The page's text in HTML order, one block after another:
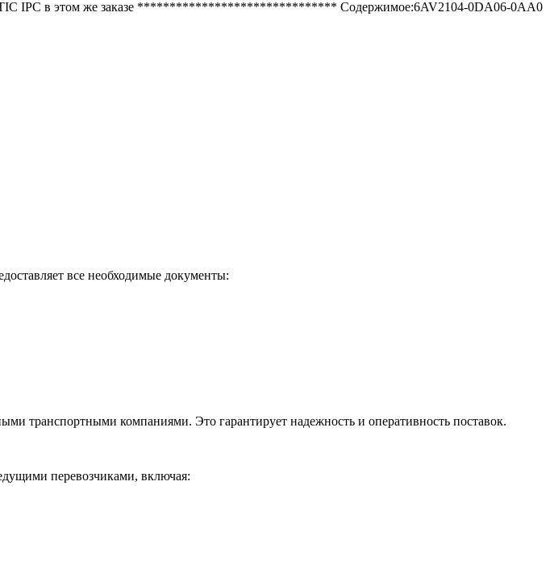
IPC в этом же заказе ******************************* Содержимое:6AV2104-0DA06-0AA0
все необходимые документы:
транспортными компаниями. Это гарантирует надежность и оперативность поставок.
перевозчиками, включая: